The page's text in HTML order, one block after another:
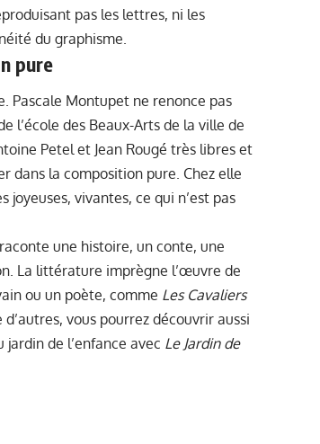
pas les lettres, ni les
du graphisme.
pure
Pascale Montupet ne renonce pas
l’école des Beaux-Arts de la ville de
Petel et Jean Rougé très libres et
dans la composition pure. Chez elle
vivantes, ce qui n’est pas
une histoire, un conte, une
La littérature imprègne l’œuvre de
ou un poète, comme Les Cavaliers
vous pourrez découvrir aussi
de l’enfance avec Le Jardin de